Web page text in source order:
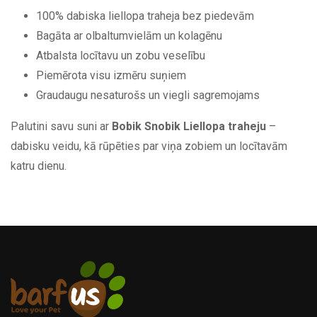
100% dabiska liellopa traheja bez piedevām
Bagāta ar olbaltumvielām un kolagēnu
Atbalsta locītavu un zobu veselību
Piemērota visu izmēru suņiem
Graudaugu nesaturošs un viegli sagremojams
Palutini savu suni ar Bobik Snobik Liellopa traheju –
dabisku veidu, kā rūpēties par viņa zobiem un locītavām
katru dienu.